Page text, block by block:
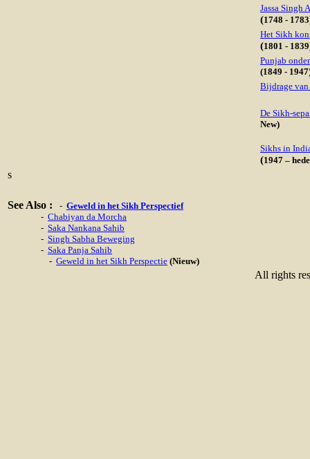
Jassa Singh
(1748 - 1783
Het Sikh
(1801 - 1839
Punjab
(1849 -
Bijdrage
De Sikh-
New)
Sikhs in
(1947 –
s
See Also : - Geweld in het Sikh Perspectief
- Chabiyan da Morcha
- Saka Nankana Sahib
- Singh Sabha Beweging
- Saka Panja Sahib
- Geweld in het Sikh Perspectie (Nieuw)
All rights